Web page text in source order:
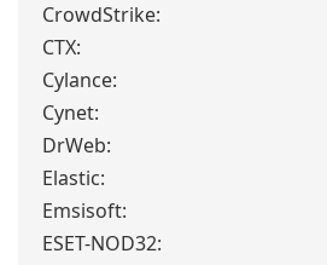
CrowdStrike:
CTX:
Cylance:
Cynet:
DrWeb:
Elastic:
Emsisoft:
ESET-NOD32: